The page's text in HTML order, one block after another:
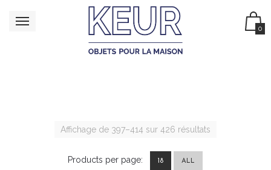
0
Affichage de 397–414 sur 426 résultats
Products per page: 18 ALL